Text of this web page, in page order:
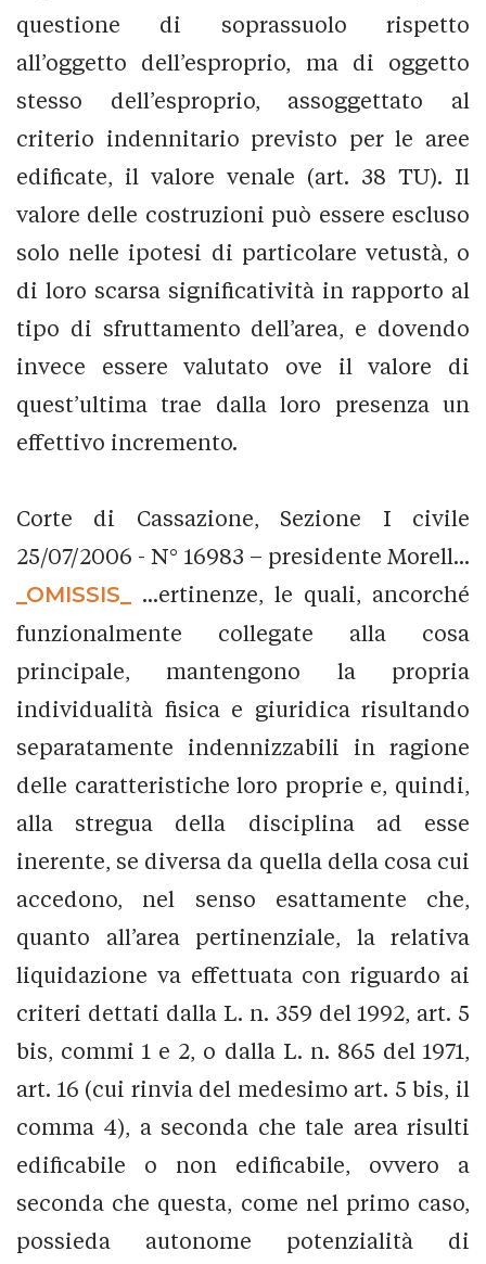
questione di soprassuolo rispetto
all’oggetto dell’esproprio, ma di oggetto
stesso dell’esproprio, assoggettato al
criterio indennitario previsto per le aree
edificate, il valore venale (art. 38 TU). Il
valore delle costruzioni può essere escluso
solo nelle ipotesi di particolare vetustà, o
di loro scarsa significatività in rapporto al
tipo di sfruttamento dell’area, e dovendo
invece essere valutato ove il valore di
quest’ultima trae dalla loro presenza un
effettivo incremento.
Corte di Cassazione, Sezione I civile
25/07/2006 - N° 16983 – presidente Morell...
_OMISSIS_
...ertinenze, le quali, ancorché
funzionalmente collegate alla cosa
principale, mantengono la propria
individualità fisica e giuridica risultando
separatamente indennizzabili in ragione
delle caratteristiche loro proprie e, quindi,
alla stregua della disciplina ad esse
inerente, se diversa da quella della cosa cui
accedono, nel senso esattamente che,
quanto all’area pertinenziale, la relativa
liquidazione va effettuata con riguardo ai
criteri dettati dalla L. n. 359 del 1992, art. 5
bis, commi 1 e 2, o dalla L. n. 865 del 1971,
art. 16 (cui rinvia del medesimo art. 5 bis, il
comma 4), a seconda che tale area risulti
edificabile o non edificabile, ovvero a
seconda che questa, come nel primo caso,
possieda autonome potenzialità di